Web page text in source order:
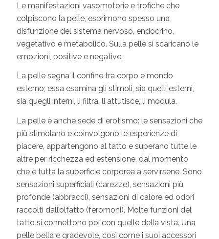
Le manifestazioni vasomotorie e trofiche che
colpiscono la pelle, esprimono spesso una
disfunzione del sistema nervoso, endocrino,
vegetativo e metabolico. Sulla pelle si scaricano le
emozioni, positive e negative.
La pelle segna il confine tra corpo e mondo
esterno; essa esamina gli stimoli, sia quelli esterni,
sia quegli interni, li filtra, li attutisce, li modula.
La pelle è anche sede di erotismo: le sensazioni che
più stimolano e coinvolgono le esperienze di
piacere, appartengono al tatto e superano tutte le
altre per ricchezza ed estensione, dal momento
che è tutta la superficie corporea a servirsene. Sono
sensazioni superficiali (carezze), sensazioni più
profonde (abbracci), sensazioni di calore ed odori
raccolti dall’olfatto (feromoni). Molte funzioni del
tatto si connettono poi con quelle della vista. Una
pelle bella e gradevole, così come i suoi accessori